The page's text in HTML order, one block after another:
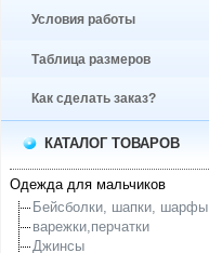
Условия работы
Таблица размеров
Как сделать заказ?
КАТАЛОГ ТОВАРОВ
Одежда для мальчиков
Бейсболки, шапки, шарфы
варежки,перчатки
Джинсы